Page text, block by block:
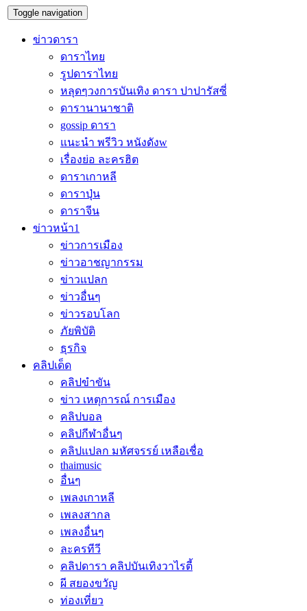
Toggle navigation
ข่าวดารา
ดาราไทย
รูปดาราไทย
หลุดๆวงการบันเทิง ดารา ปาปารัสซี่
ดารานานาชาติ
gossip ดารา
แนะนำ พรีวิว หนังดังw
เรื่องย่อ ละครฮิต
ดาราเกาหลี
ดาราปุ่น
ดาราจีน
ข่าวหน้า1
ข่าวการเมือง
ข่าวอาชญากรรม
ข่าวแปลก
ข่าวอื่นๆ
ข่าวรอบโลก
ภัยพิบัติ
ธุรกิจ
คลิปเด็ด
คลิปขำขัน
ข่าว เหตุการณ์ การเมือง
คลิปบอล
คลิปกีฬาอื่นๆ
คลิปแปลก มหัศจรรย์ เหลือเชื่อ
thaimusic
อื่นๆ
เพลงเกาหลี
เพลงสากล
เพลงอื่นๆ
ละครทีวี
คลิปดารา คลิปบันเทิงวาไรตี้
ผี สยองขวัญ
ท่องเที่ยว